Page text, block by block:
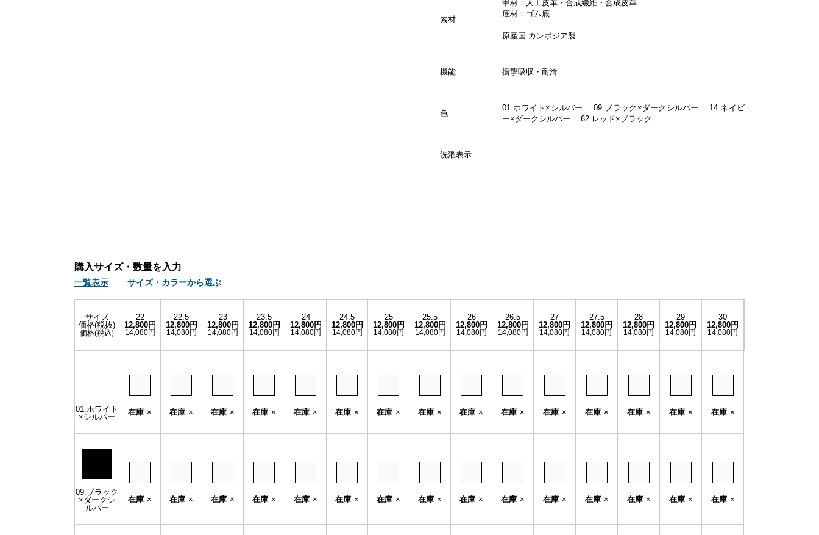
素材
甲材：人工皮革・合成繊維・合成皮革
底材：ゴム底
原産国 カンボジア製
機能 衝撃吸収・耐滑
色
01.ホワイト×シルバー 09.ブラック×ダークシルバー 14.ネイビ
ー×ダークシルバー 62.レッド×ブラック
洗濯表示
購入サイズ・数量を入力
一覧表示 サイズ・カラーから選ぶ
サイズ
価格(税抜)
価格(税込)
22
12,800円
14,080円
22.5
12,800円
14,080円
23
12,800円
14,080円
23.5
12,800円
14,080円
24
12,800円
14,080円
24.5
12,800円
14,080円
25
12,800円
14,080円
25.5
12,800円
14,080円
26
12,800円
14,080円
26.5
12,800円
14,080円
27
12,800円
14,080円
27.5
12,800円
14,080円
28
12,800円
14,080円
29
12,800円
14,080円
30
12,800円
14,080円
01.ホワイト
×シルバー
在庫 × 在庫 × 在庫 × 在庫 × 在庫 × 在庫 × 在庫 × 在庫 × 在庫 × 在庫 × 在庫 × 在庫 × 在庫 × 在庫 × 在庫 ×
09.ブラック
×ダークシ
ルバー
在庫 × 在庫 × 在庫 × 在庫 × 在庫 × 在庫 × 在庫 × 在庫 × 在庫 × 在庫 × 在庫 × 在庫 × 在庫 × 在庫 × 在庫 ×